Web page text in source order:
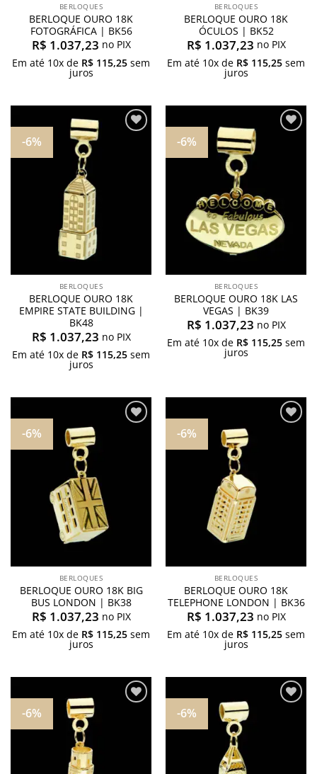
BERLOQUES
BERLOQUE OURO 18K
FOTOGRÁFICA | BK56
R$ 1.037,23 no PIX
Em até 10x de R$ 115,25 sem
juros
BERLOQUES
BERLOQUE OURO 18K
ÓCULOS | BK52
R$ 1.037,23 no PIX
Em até 10x de R$ 115,25 sem
juros
-6%
BERLOQUES
BERLOQUE OURO 18K
EMPIRE STATE BUILDING |
BK48
R$ 1.037,23 no PIX
Em até 10x de R$ 115,25 sem
juros
-6%
BERLOQUES
BERLOQUE OURO 18K LAS
VEGAS | BK39
R$ 1.037,23 no PIX
Em até 10x de R$ 115,25 sem
juros
-6%
BERLOQUES
BERLOQUE OURO 18K BIG
BUS LONDON | BK38
R$ 1.037,23 no PIX
Em até 10x de R$ 115,25 sem
juros
-6%
BERLOQUES
BERLOQUE OURO 18K
TELEPHONE LONDON | BK36
R$ 1.037,23 no PIX
Em até 10x de R$ 115,25 sem
juros
-6% -6%